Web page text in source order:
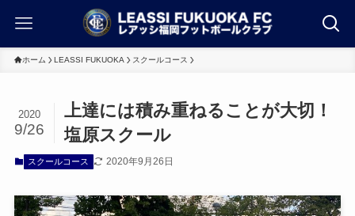
ホーム LEASSI FUKUOKA スクールコース
上達には積み重ねることが大切！
塩原スクール
2020
9/26
スクールコース 2020年9月26日